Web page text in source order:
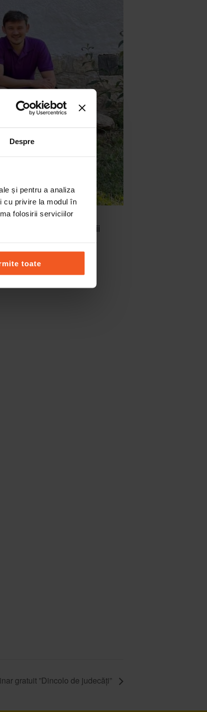
Despre
și pentru a analiza
cu privire la modul în
folosirii serviciilor
toate
în spiritul comunicării
gratuit ”Dincolo de judecăți”